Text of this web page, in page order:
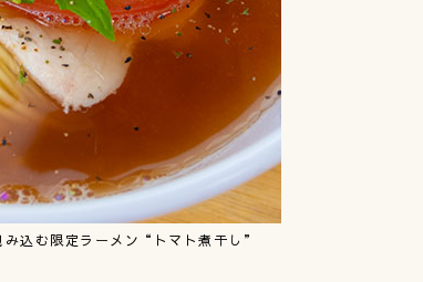
込む限定ラーメン“トマト煮干し”